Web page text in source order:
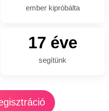
ember kipróbálta
17 éve
segítünk